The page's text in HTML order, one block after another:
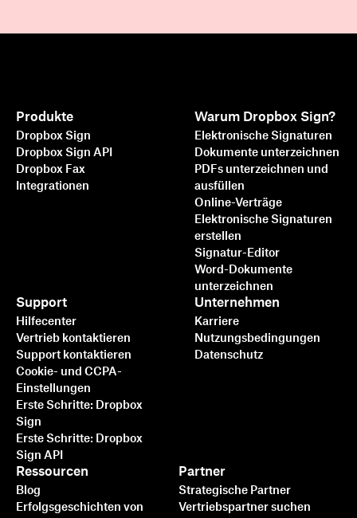
Produkte
Dropbox Sign
Dropbox Sign API
Dropbox Fax
Integrationen
Warum Dropbox Sign?
Elektronische Signaturen
Dokumente unterzeichnen
PDFs unterzeichnen und
ausfüllen
Online-Verträge
Elektronische Signaturen
erstellen
Signatur-Editor
Word-Dokumente
unterzeichnen
Support
Hilfecenter
Vertrieb kontaktieren
Support kontaktieren
Cookie- und CCPA-
Einstellungen
Erste Schritte: Dropbox
Sign
Erste Schritte: Dropbox
Sign API
Ressourcen
Blog
Erfolgsgeschichten von
Partner
Strategische Partner
Vertriebspartner suchen
Unternehmen
Karriere
Nutzungsbedingungen
Datenschutz